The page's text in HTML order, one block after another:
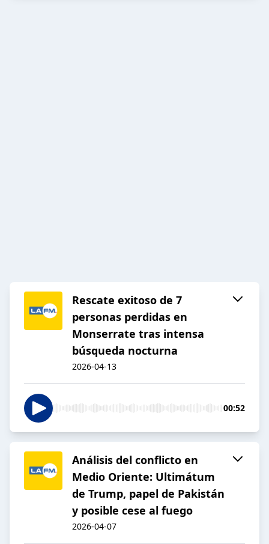
Rescate exitoso de 7
personas perdidas en
Monserrate tras intensa
búsqueda nocturna
2026-04-13
00:52
Análisis del conflicto en
Medio Oriente: Ultimátum
de Trump, papel de Pakistán
y posible cese al fuego
2026-04-07